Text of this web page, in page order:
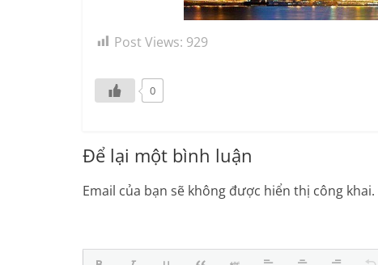
Post Views: 929
0
Để lại một bình luận
Email của bạn sẽ không được hiển thị công khai.